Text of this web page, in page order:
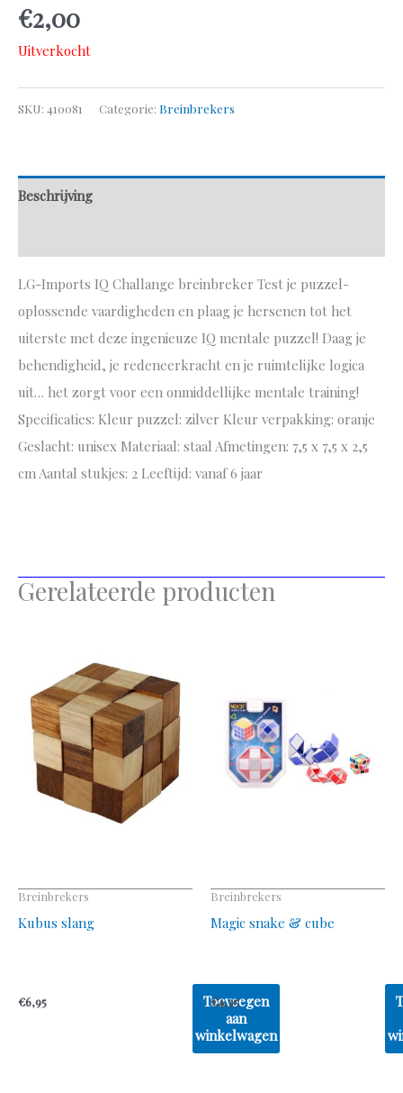
€2,00
Uitverkocht
SKU: 410081 Categorie: Breinbrekers
Beschrijving
LG-Imports IQ Challange breinbreker Test je puzzel-
oplossende vaardigheden en plaag je hersenen tot het
uiterste met deze ingenieuze IQ mentale puzzel! Daag je
behendigheid, je redeneerkracht en je ruimtelijke logica
uit… het zorgt voor een onmiddellijke mentale training!
Specificaties: Kleur puzzel: zilver Kleur verpakking: oranje
Geslacht: unisex Materiaal: staal Afmetingen: 7,5 x 7,5 x 2,5
cm Aantal stukjes: 2 Leeftijd: vanaf 6 jaar
Gerelateerde producten
Breinbrekers
Kubus slang
€6,95
Toevoegen
aan
winkelwagen
Breinbrekers
Magic snake & cube
€4,95